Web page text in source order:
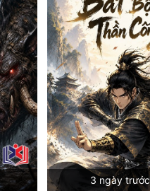
3 ngày trước